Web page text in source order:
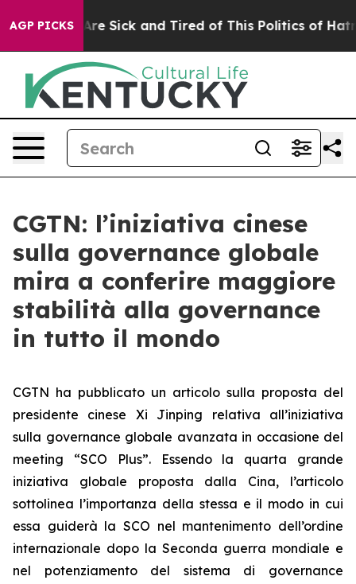
AGP PICKSAre Sick and Tired of This Politics of Hatred”
CGTN: l’iniziativa cinese
sulla governance globale
mira a conferire maggiore
stabilità alla governance
in tutto il mondo
CGTN ha pubblicato un articolo sulla proposta del
presidente cinese Xi Jinping relativa all’iniziativa
sulla governance globale avanzata in occasione del
meeting “SCO Plus”. Essendo la quarta grande
iniziativa globale proposta dalla Cina, l’articolo
sottolinea l’importanza della stessa e il modo in cui
essa guiderà la SCO nel mantenimento dell’ordine
internazionale dopo la Seconda guerra mondiale e
nel potenziamento del sistema di governance